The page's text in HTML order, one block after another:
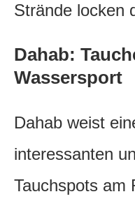
Strände locken
Dahab:
Wassersport
Dahab weist
interessanten
Tauchspots am